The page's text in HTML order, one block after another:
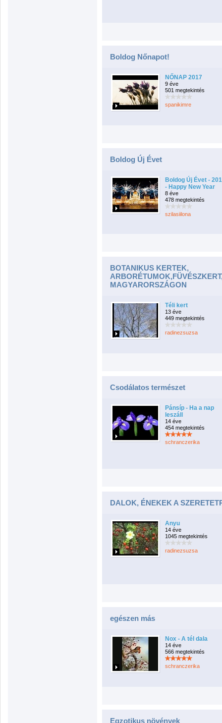
Boldog Nőnapot!
NŐNAP 2017
9 éve
501 megtekintés
spanikimre
Boldog Új Évet
Boldog Új Évet -
- Happy New Year
8 éve
478 megtekintés
szilasiilona
BOTANIKUS KERTEK,
MAGYARORSZÁGON
Téli kert
13 éve
449 megtekintés
radinezsuzsa
Csodálatos természet
Pánsíp - Ha a nap
leszáll
14 éve
454 megtekintés
schranczerika
DALOK, ÉNEKEK A
Anyu
14 éve
1045 megtekintés
radinezsuzsa
egészen más
Nox - A tél dala
14 éve
566 megtekintés
schranczerika
Egzotikus növények